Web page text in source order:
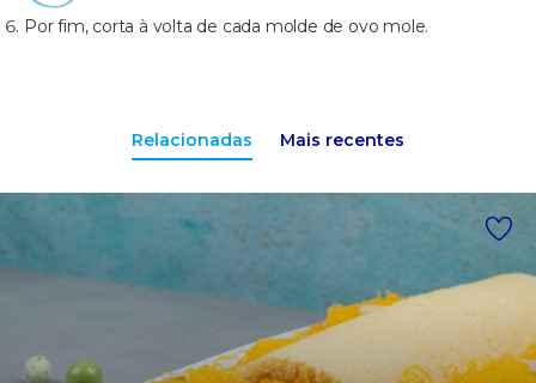
Por fim, corta à volta de cada molde de ovo mole.
Relacionadas Mais recentes